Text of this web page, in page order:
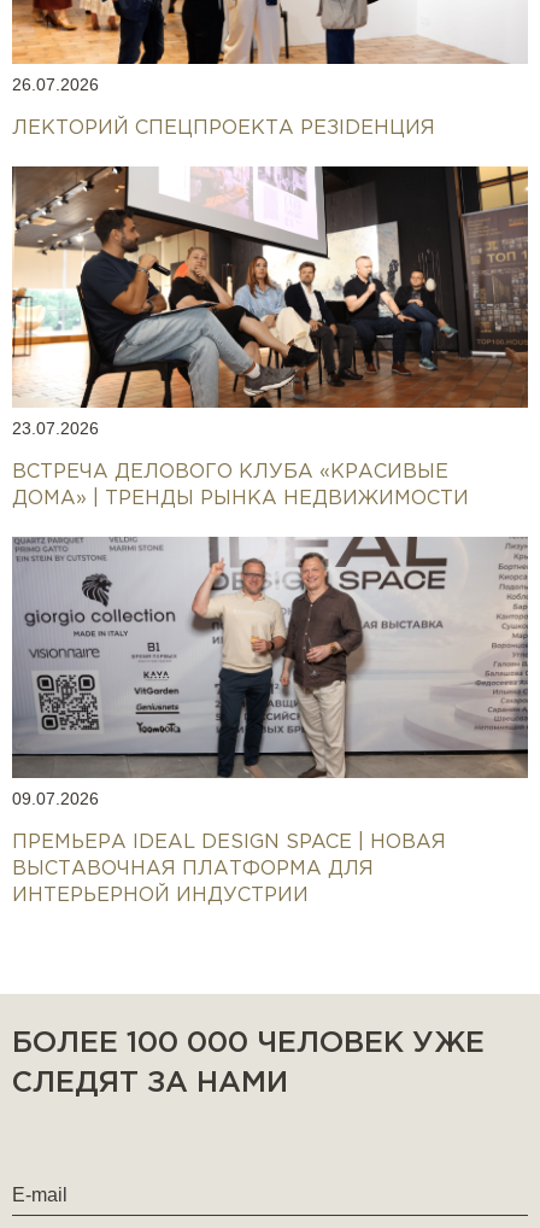
26.07.2026
ЛЕКТОРИЙ СПЕЦПРОЕКТА РЕЗIDEНЦИЯ
23.07.2026
ВСТРЕЧА ДЕЛОВОГО КЛУБА «КРАСИВЫЕ
ДОМА» | ТРЕНДЫ РЫНКА НЕДВИЖИМОСТИ
09.07.2026
ПРЕМЬЕРА IDEAL DESIGN SPACE | НОВАЯ
ВЫСТАВОЧНАЯ ПЛАТФОРМА ДЛЯ
ИНТЕРЬЕРНОЙ ИНДУСТРИИ
БОЛЕЕ 100 000 ЧЕЛОВЕК УЖЕ
СЛЕДЯТ ЗА НАМИ